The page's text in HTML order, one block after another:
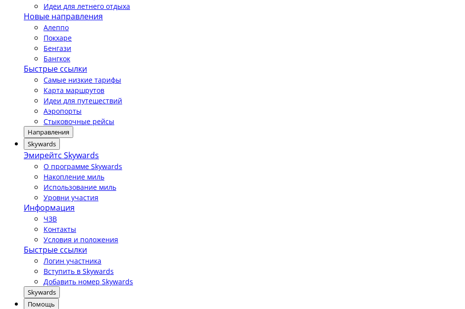
Идеи для летнего отдыха
Новые направления
Алеппо
Покхаре
Бенгази
Бангкок
Быстрые ссылки
Самые низкие тарифы
Карта маршрутов
Идеи для путешествий
Аэропорты
Стыковочные рейсы
Направления
Skywards
Эмирейтс Skywards
О программе Skywards
Накопление миль
Использование миль
Уровни участия
Информация
ЧЗВ
Контакты
Условия и положения
Быстрые ссылки
Логин участника
Вступить в Skywards
Добавить номер Skywards
Skywards
Помощь